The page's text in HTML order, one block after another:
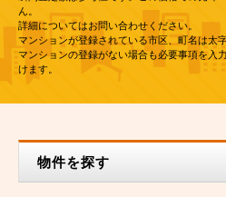
ん。
詳細についてはお問い合わせください。
マンションが登録されている市区、町名は太
マンションの登録がない場合も必要事項を入
けます。
物件を探す